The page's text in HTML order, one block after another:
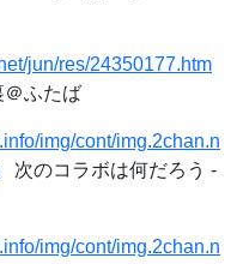
jun/res/24350177.htm
＠ふたば
img/cont/img.2chan.n
次のコラボは何だろう -
img/cont/img.2chan.n